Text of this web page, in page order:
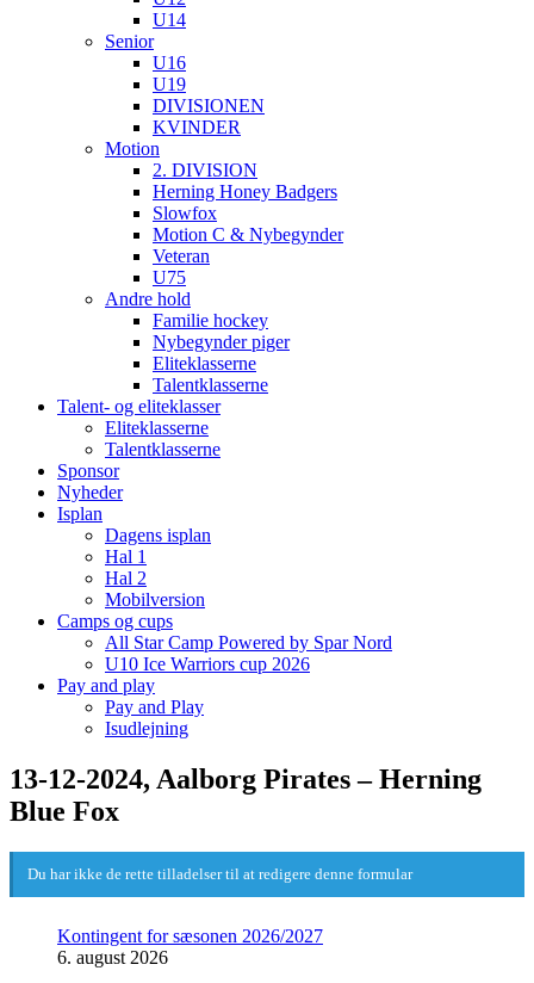
U14
Senior
U16
U19
DIVISIONEN
KVINDER
Motion
2. DIVISION
Herning Honey Badgers
Slowfox
Motion C & Nybegynder
Veteran
U75
Andre hold
Familie hockey
Nybegynder piger
Eliteklasserne
Talentklasserne
Talent- og eliteklasser
Eliteklasserne
Talentklasserne
Sponsor
Nyheder
Isplan
Dagens isplan
Hal 1
Hal 2
Mobilversion
Camps og cups
All Star Camp Powered by Spar Nord
U10 Ice Warriors cup 2026
Pay and play
Pay and Play
Isudlejning
13-12-2024, Aalborg Pirates – Herning
Blue Fox
Du har ikke de rette tilladelser til at redigere denne formular
Kontingent for sæsonen 2026/2027
6. august 2026